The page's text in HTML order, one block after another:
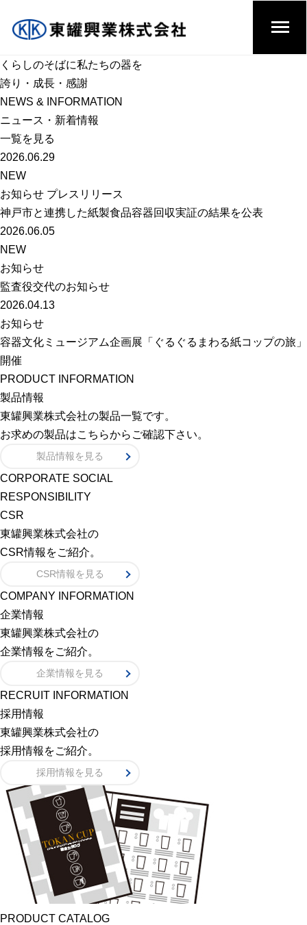
くらしのそばに私たちの器を
誇り・成長・感謝
NEWS & INFORMATION
ニュース・新着情報
一覧を見る
2026.06.29
NEW
お知らせ プレスリリース
神戸市と連携した紙製食品容器回収実証の結果を公表
2026.06.05
NEW
お知らせ
監査役交代のお知らせ
2026.04.13
お知らせ
容器文化ミュージアム企画展「ぐるぐるまわる紙コップの旅」
開催
PRODUCT INFORMATION
製品情報
東罐興業株式会社の製品一覧です。
お求めの製品はこちらからご確認下さい。
製品情報を見る
CORPORATE SOCIAL
RESPONSIBILITY
CSR
東罐興業株式会社の
CSR情報をご紹介。
CSR情報を見る
COMPANY INFORMATION
企業情報
東罐興業株式会社の
企業情報をご紹介。
企業情報を見る
RECRUIT INFORMATION
採用情報
東罐興業株式会社の
採用情報をご紹介。
採用情報を見る
PRODUCT CATALOG